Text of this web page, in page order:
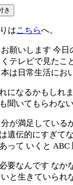
き
はこちらへ。
願いします 今
テレビで見たこ
は日常生活にお
になるかもしれ
聞いてもらわな
が満足してい
遺伝的にすぎて
って いくと
要なんです な
と生きていられ